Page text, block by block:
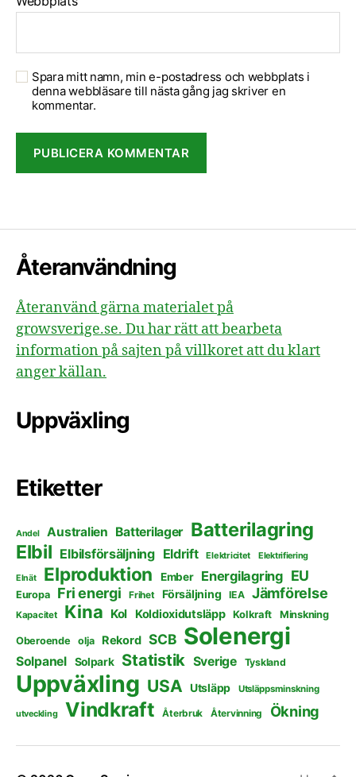
Spara mitt namn, min e-postadress och webbplats i
denna webbläsare till nästa gång jag skriver en
kommentar.
Återanvändning
Återanvänd gärna materialet på
growsverige.se. Du har rätt att bearbeta
information på sajten på villkoret att du klart
anger källan.
Uppväxling
Etiketter
Andel Australien Batterilager Batterilagring
Elbil Elbilsförsäljning Eldrift Elektricitet Elektrifiering
Elnät Elproduktion Ember Energilagring EU
Europa Fri energi Frihet Försäljning IEA Jämförelse
Kapacitet Kina Kol Koldioxidutsläpp Kolkraft Minskning
Oberoende olja Rekord SCB Solenergi
Solpanel Solpark Statistik Sverige Tyskland
Uppväxling USA Utsläpp Utsläppsminskning
utveckling Vindkraft Återbruk Återvinning Ökning